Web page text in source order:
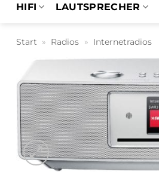
HIFI LAUTSPRECHER
Start » Radios » Internetradios